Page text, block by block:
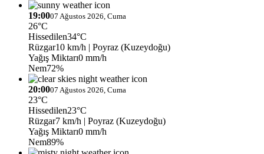
19:0007 Ağustos 2026, Cuma
26°C
Hissedilen34°C
Rüzgar10 km/h | Poyraz (Kuzeydoğu)
Yağış Miktarı0 mm/h
Nem72%
20:0007 Ağustos 2026, Cuma
23°C
Hissedilen23°C
Rüzgar7 km/h | Poyraz (Kuzeydoğu)
Yağış Miktarı0 mm/h
Nem89%